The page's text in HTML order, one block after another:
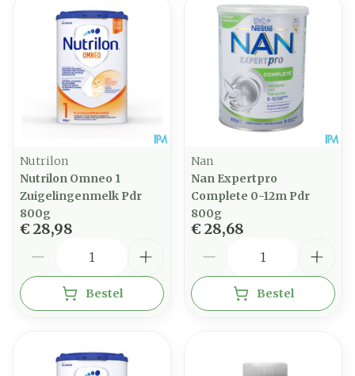
Nutrilon
Nutrilon Omneo 1
Zuigelingenmelk Pdr
800g
€ 28,98
Bestel
Nan
Nan Expertpro
Complete 0-12m Pdr
800g
€ 28,68
Bestel